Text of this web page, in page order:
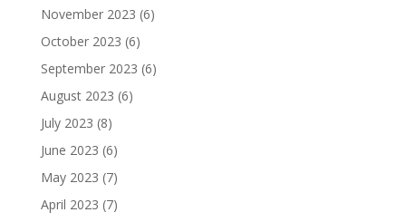
November 2023 (6)
October 2023 (6)
September 2023 (6)
August 2023 (6)
July 2023 (8)
June 2023 (6)
May 2023 (7)
April 2023 (7)